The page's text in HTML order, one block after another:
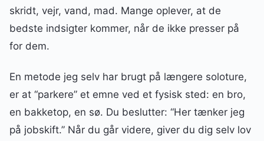
skridt, vejr, vand, mad. Mange oplever, at de
bedste indsigter kommer, når de ikke presser på
for dem.
En metode jeg selv har brugt på længere soloture,
er at “parkere” et emne ved et fysisk sted: en bro,
en bakketop, en sø. Du beslutter: “Her tænker jeg
på jobskift.” Når du går videre, giver du dig selv lov